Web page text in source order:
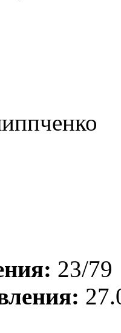
23/79